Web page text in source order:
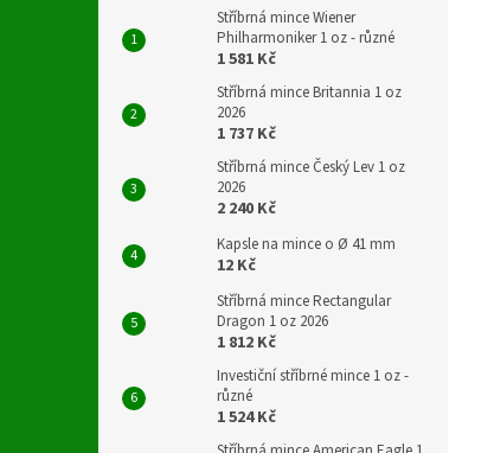
Stříbrná mince Wiener
Philharmoniker 1 oz - různé
1 581 Kč
Stříbrná mince Britannia 1 oz
2026
1 737 Kč
Stříbrná mince Český Lev 1 oz
2026
2 240 Kč
Kapsle na mince o Ø 41 mm
12 Kč
Stříbrná mince Rectangular
Dragon 1 oz 2026
1 812 Kč
Investiční stříbrné mince 1 oz -
různé
1 524 Kč